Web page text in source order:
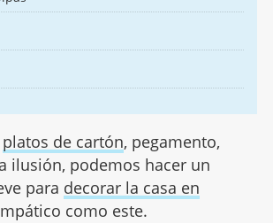
platos de cartón, pegamento,
ilusión, podemos hacer un
para decorar la casa en
como este.